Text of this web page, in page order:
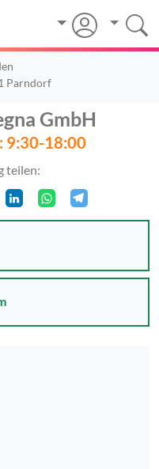
Parndorf
GmbH
9:30-18:00
teilen: